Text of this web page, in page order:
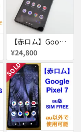
【赤ロム】Google Pixel 7a チャコール docomo版 付属品完備
¥24,800
SOLD